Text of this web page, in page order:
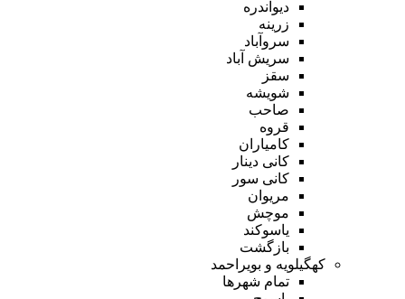
دیواندره
زرینه
سروآباد
سریش آباد
سقز
شویشه
صاحب
قروه
کامیاران
کانی دینار
کانی سور
مریوان
موچش
یاسوکند
بازگشت
کهگیلویه و بویراحمد
تمام شهر‌ها